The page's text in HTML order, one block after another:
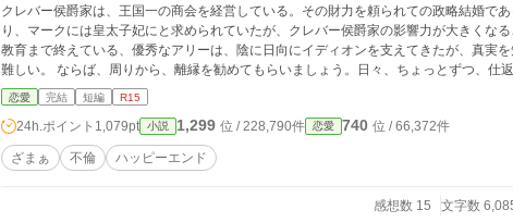
クレバー侯爵家は、王国一の商会を経営している。その財力を頼られての政略結婚であった。 アリーは皇太子マークと幼な
り、マークには皇太子妃にと求められていたが、クレバー侯爵家の影響力が大きくなること
教育まで終えている、優秀なアリーは、陰に日向にイディオンを支えてきたが、真実
難しい。 ならば、周りから、離縁を勧めてもらいましょう。日々、ちょっとずつ、仕返ししていけばいいのです。 もうすぐです。 さ
ようなら、イディオン たくさんのお気に入りや♥ありがとうございます。感激していま
恋愛 完結 短編 R15
24h.ポイント 1,079pt 小説 1,299 位 / 228,790件 恋愛 740 位 / 66,372件
ざまぁ 不倫 ハッピーエンド
感想数 15 文字数